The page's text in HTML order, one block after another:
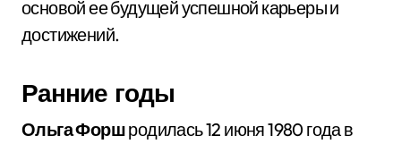
основой ее будущей успешной карьеры и
достижений.
Ранние годы
Ольга Форшродилась 12 июня 1980 года в